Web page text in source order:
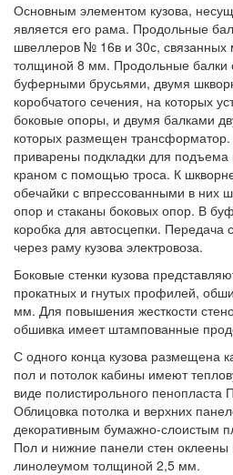
Основным элементом кузова,
является его рама. Продольные
швеллеров № 16в и 30с, связанных
толщиной 8 мм. Продольные балки
буферными брусьями, двумя
коробчатого сечения, на которых
боковые опоры, и двумя балками
которых размещен
приварены подкладки для подъема
краном с помощью троса. К
обечайки с впрессованными в них
опор и стаканы боковых опор. В
коробка для автосцепки. Передача
через раму кузова электровоза.
Боковые стенки кузова
прокатных и гнутых профилей,
мм. Для повышения жесткости
обшивка имеет штампованные
С одного конца кузова размещена
пол и потолок кабины имеют
виде полистирольного
Облицовка потолка и верхних
декоративным бумажно-слоистым
Пол и нижние панели стен
линолеумом толщиной 2,5 мм.